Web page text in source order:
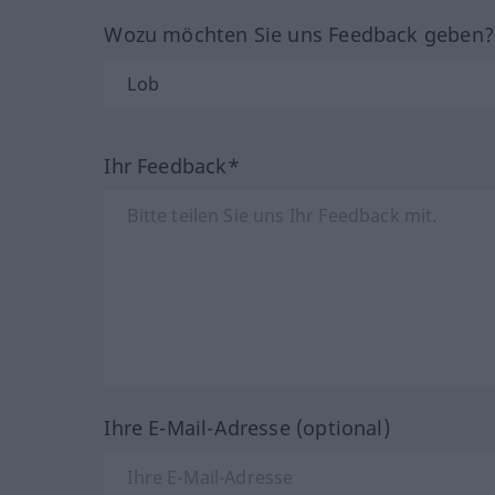
Wozu möchten Sie uns Feedback
Ihr Feedback*
Ihre E-Mail-Adresse (optional)